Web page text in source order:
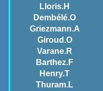
Lloris.H
Dembélé.O
Griezmann.A
Giroud.O
Varane.R
Barthez.F
Henry.T
Thuram.L